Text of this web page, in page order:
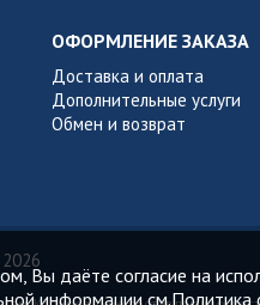
ОФОРМЛЕНИЕ ЗАКАЗА
Доставка и оплата
Дополнительные услуги
Обмен и возврат
Вы даёте согласие на
информации см.Политика